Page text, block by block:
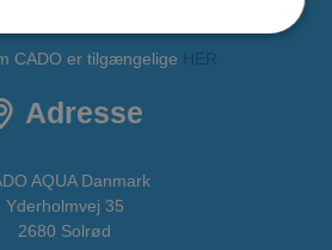
CADO er tilgængelige
Adresse
AQUA Danmark
Yderholmvej 35
2680 Solrød